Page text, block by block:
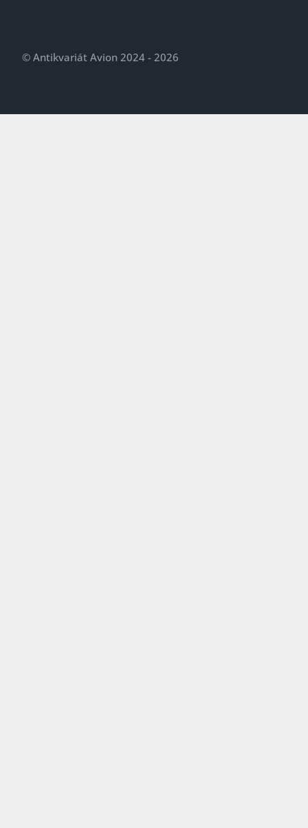
© Antikvariát Avion 2024 - 2026